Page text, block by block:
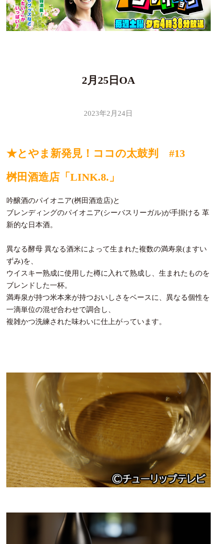
2月25日OA
2023年2月24日
★とやま新発見！ココの太鼓判 #13
桝田酒造店「LINK.8.」
吟醸酒のパイオニア(桝田酒造店)と
ブレンディングのパイオニア(シーバスリーガル)が手掛ける 革
新的な日本酒。
異なる酵母 異なる酒米によって生まれた複数の満寿泉(ますい
ずみ)を、
ウイスキー熟成に使用した樽に入れて熟成し、生まれたものを
ブレンドした一杯。
満寿泉が持つ米本来が持つおいしさをベースに、異なる個性を
一滴単位の混ぜ合わせで調合し、
複雑かつ洗練された味わいに仕上がっています。